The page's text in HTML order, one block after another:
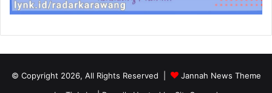
© Copyright 2026, All Rights Reserved |
Jannah News Theme